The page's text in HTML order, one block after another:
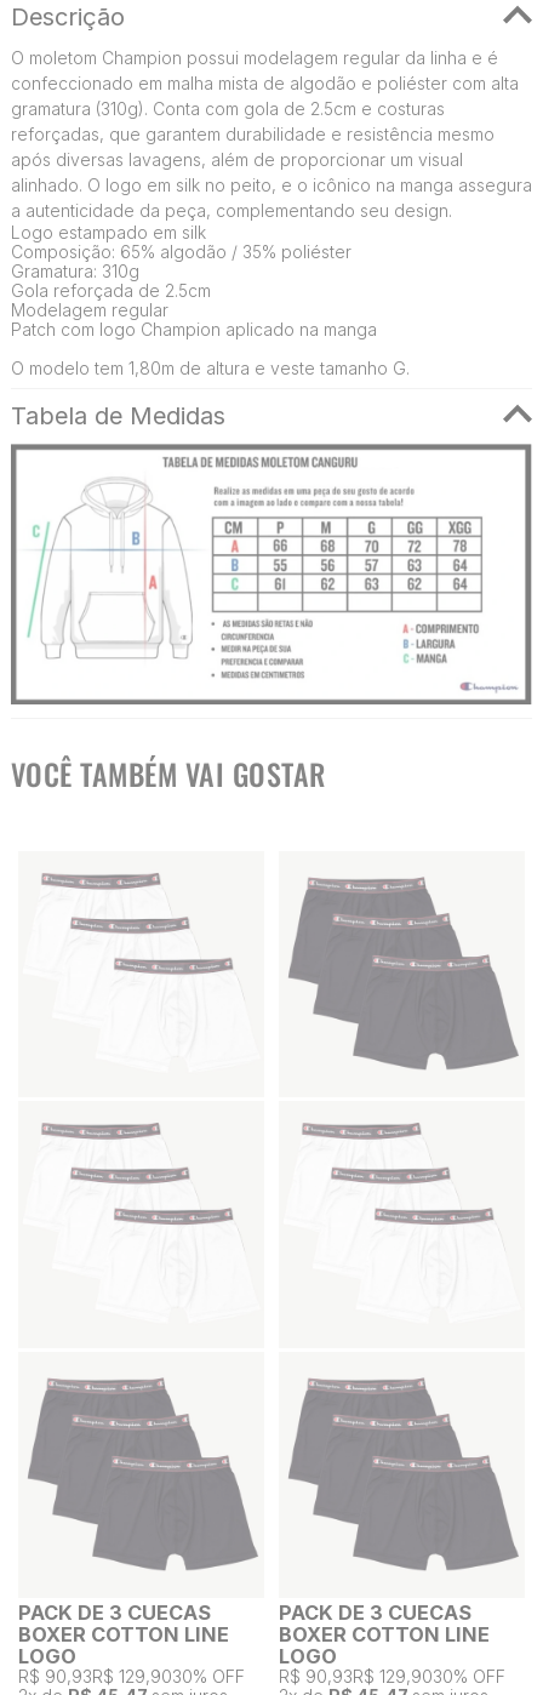
Descrição
O moletom Champion possui modelagem regular da linha e é
confeccionado em malha mista de algodão e poliéster com alta
gramatura (310g). Conta com gola de 2.5cm e costuras
reforçadas, que garantem durabilidade e resistência mesmo
após diversas lavagens, além de proporcionar um visual
alinhado. O logo em silk no peito, e o icônico na manga assegura
a autenticidade da peça, complementando seu design.
Logo estampado em silk
Composição: 65% algodão / 35% poliéster
Gramatura: 310g
Gola reforçada de 2.5cm
Modelagem regular
Patch com logo Champion aplicado na manga
O modelo tem 1,80m de altura e veste tamanho G.
Tabela de Medidas
VOCÊ TAMBÉM VAI GOSTAR
PACK DE 3 CUECAS
BOXER COTTON LINE
LOGO
R$ 90,93R$ 129,9030% OFF
PACK DE 3 CUECAS
BOXER COTTON LINE
LOGO
R$ 90,93R$ 129,9030% OFF